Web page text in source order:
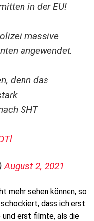
in der EU!
massive
angewendet.
denn das
SHT
August 2, 2021
mehr sehen können, so
schockiert, dass ich erst
und erst filmte, als die